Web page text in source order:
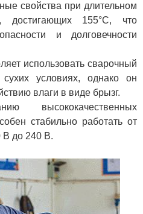
свойства при длительном
достигающих 155°С, что
и долговечности
использовать сварочный
условиях, однако он
влаги в виде брызг.
высококачественных
стабильно работать от
В до 240 В.